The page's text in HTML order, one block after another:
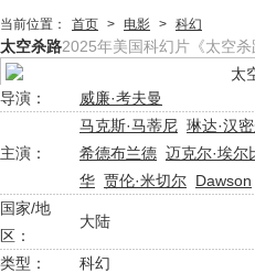
当前位置： 首页 > 电影 > 科幻
太空杀路2025年美国科幻片《太空
导演： 威廉·考夫曼
主演：
马克斯·马蒂尼 琳达·汉
希德布兰德 迈克尔·埃尔
华 贾伦·米切尔 Dawson
国家/地
区：
大陆
类型：
科幻